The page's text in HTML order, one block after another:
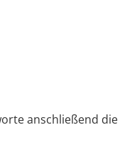
anschließend die